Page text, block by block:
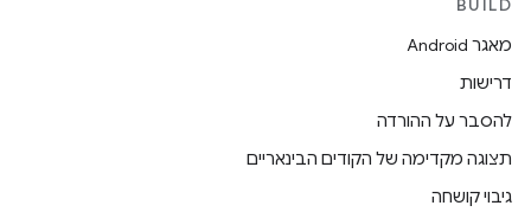
BUILD
מאגר Android
דרישות
להסבר על ההורדה
תצוגה מקדימה של הקודים הבינאריים
גיבוי קושחה